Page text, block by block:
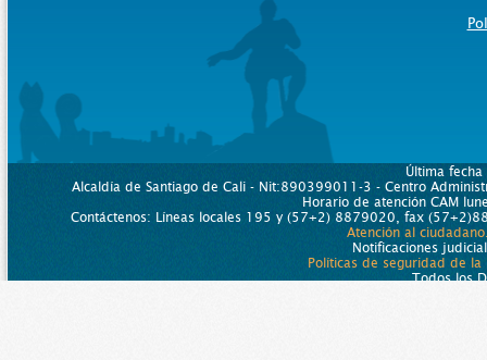
Última
Alcaldía de Santiago de Cali - Nit:890399011-3 - Centro
Horario de atención CAM
Contáctenos: Líneas locales 195 y (57+2) 8879020, fax
Atención al
Notificaciones
Políticas de seguridad de
Todos los